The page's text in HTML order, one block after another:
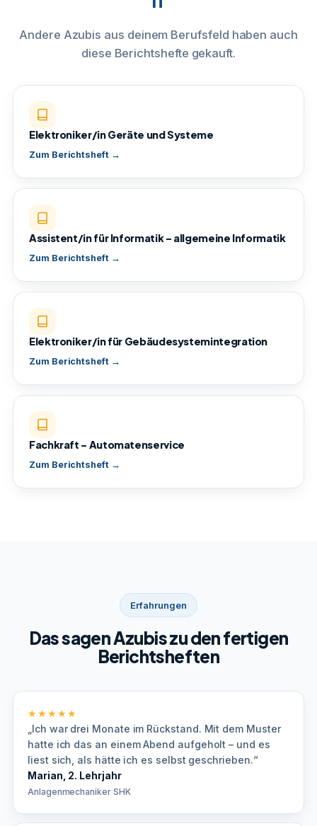
Andere Azubis aus deinem Berufsfeld haben auch
diese Berichtshefte gekauft.
Elektroniker/in Geräte und Systeme
Zum Berichtsheft →
Assistent/in für Informatik – allgemeine Informatik
Zum Berichtsheft →
Elektroniker/in für Gebäudesystemintegration
Zum Berichtsheft →
Fachkraft – Automatenservice
Zum Berichtsheft →
Erfahrungen
Das sagen Azubis zu den fertigen
Berichtsheften
★★★★★
„Ich war drei Monate im Rückstand. Mit dem Muster
hatte ich das an einem Abend aufgeholt – und es
liest sich, als hätte ich es selbst geschrieben.“
Marian, 2. Lehrjahr
Anlagenmechaniker SHK